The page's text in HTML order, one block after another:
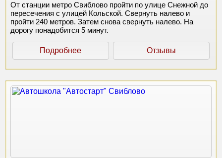
От станции метро Свиблово пройти по улице Снежной до
пересечения с улицей Кольской. Свернуть налево и
пройти 240 метров. Затем снова свернуть налево. На
дорогу понадобится 5 минут.
Подробнее Отзывы